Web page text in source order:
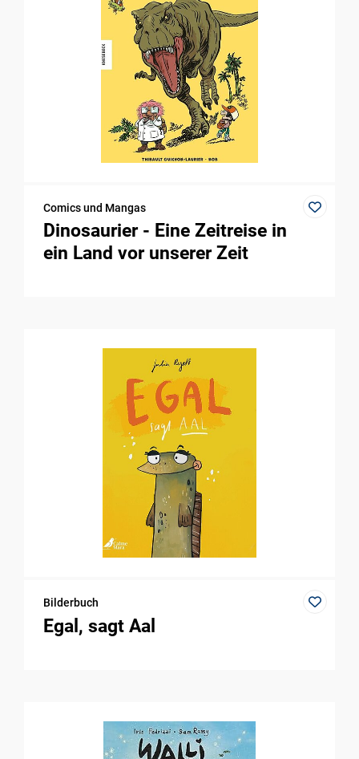
Comics und Mangas
Dinosaurier - Eine Zeitreise in
ein Land vor unserer Zeit
Bilderbuch
Egal, sagt Aal